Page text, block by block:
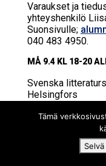
Varaukset ja
yhteyshenkilö
Suonsivulle;
040 483 4950.
MÅ 9.4 KL 18-20
Svens­ka
Hel­sing­fors
År 2018 har det
och Svenska
uppmärksammar
föredragskvällar.
Tämä
Selvä